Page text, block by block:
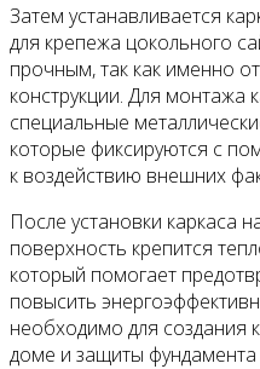
Затем устанавливается
для крепежа цокольного
прочным, так как именно
конструкции. Для монтажа
специальные
которые фиксируются с
к воздействию внешних
После установки каркаса
поверхность крепится
который помогает
повысить
необходимо для создания
доме и защиты